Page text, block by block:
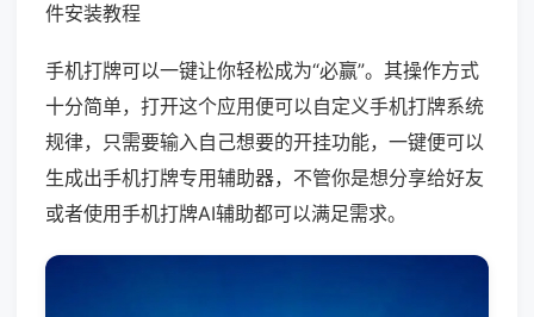
件安装教程
手机打牌可以一键让你轻松成为“必赢”。其操作方式
十分简单，打开这个应用便可以自定义手机打牌系统
规律，只需要输入自己想要的开挂功能，一键便可以
生成出手机打牌专用辅助器，不管你是想分享给好友
或者使用手机打牌AI辅助都可以满足需求。